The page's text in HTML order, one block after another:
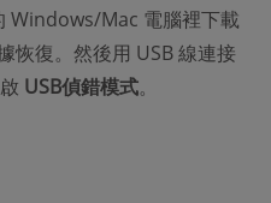
Windows/Mac 電腦裡下載
恢復。然後用 USB 線連接
USB偵錯模式。